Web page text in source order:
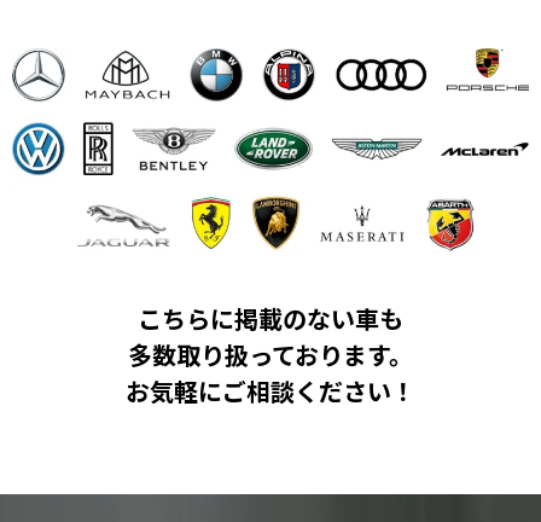
こちらに掲載のない車も
多数取り扱っております。
お気軽にご相談ください！